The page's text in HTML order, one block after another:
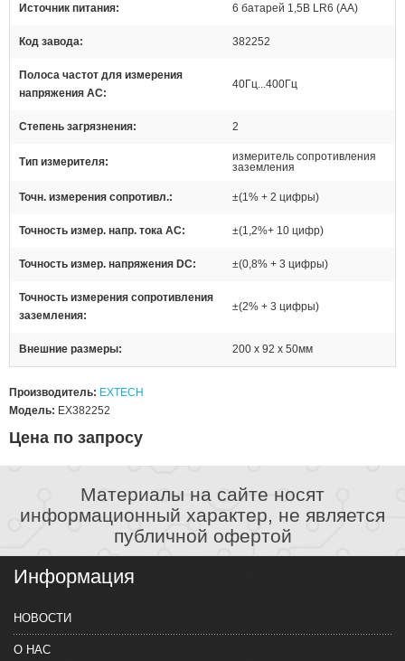
Источник питания 6 батарей 1,5В LR6 (AA)
Код завода 382252
Полоса частот для измерения
напряжения AC
40Гц...400Гц
Степень загрязнения 2
Тип измерителя
измеритель сопротивления
заземления
Точн. измерения сопротивл. ±(1% + 2 цифры)
Точность измер. напр. тока АС ±(1,2%+ 10 цифр)
Точность измер. напряжения DC ±(0,8% + 3 цифры)
Точность измерения сопротивления
заземления
±(2% + 3 цифры)
Внешние размеры 200 x 92 x 50мм
Производитель: EXTECH
Модель: EX382252
Цена по запросу
Материалы на сайте носят
информационный характер, не является
публичной офертой
Информация
НОВОСТИ
О НАС